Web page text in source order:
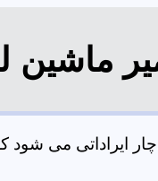
ایراداتی می شود